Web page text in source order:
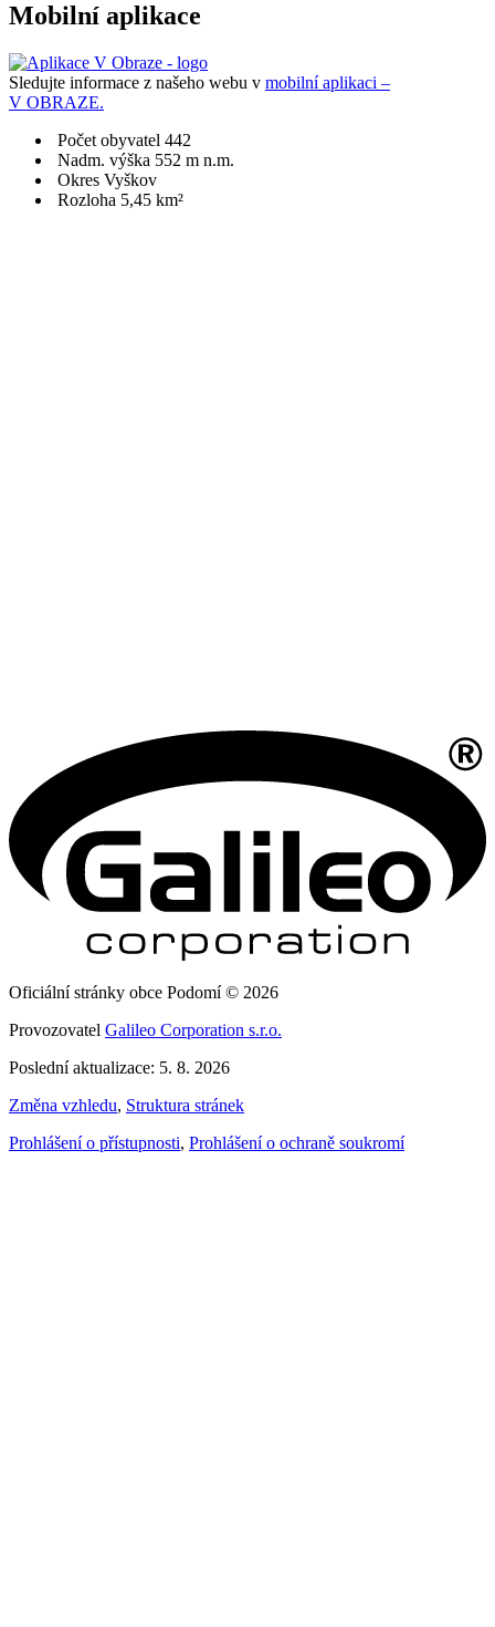
Mobilní aplikace
Sledujte informace z našeho webu v mobilní aplikaci –
V OBRAZE.
Počet obyvatel 442
Nadm. výška 552 m n.m.
Okres Vyškov
Rozloha 5,45 km²
Oficiální stránky obce Podomí © 2026
Provozovatel Galileo Corporation s.r.o.
Poslední aktualizace: 5. 8. 2026
Změna vzhledu, Struktura stránek
Prohlášení o přístupnosti, Prohlášení o ochraně soukromí